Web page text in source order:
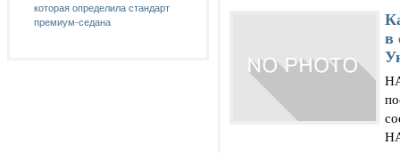
которая определила стандарт
премиум-седана
в